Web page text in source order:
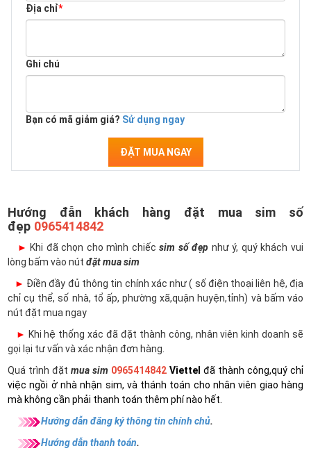
Địa chỉ*
Ghi chú
Bạn có mã giảm giá? Sử dụng ngay
ĐẶT MUA NGAY
Hướng đẫn khách hàng đặt mua sim số
đẹp 0965414842
► Khi đã chọn cho mình chiếcsim số đẹp như ý, quý khách vui
lòng bấm vào nút đặt mua sim
► Điền đầy đủ thông tin chính xác như ( số điện thoại liên hệ, địa
chỉ cụ thể, số nhà, tổ ấp, phường xã,quận huyện,tỉnh) và bấm váo
nút đặt mua ngay
► Khi hệ thống xác đã đặt thành công, nhân viên kinh doanh sẽ
gọi lại tư vấn và xác nhận đơn hàng.
Quá trình đặt mua sim 0965414842 Viettel đã thành công,quý chỉ
việc ngồi ở nhà nhận sim, và thánh toán cho nhân viên giao hàng
mà không cần phải thanh toán thêm phí nào hết.
Hướng dẫn đăng ký thông tin chính chủ.
Hướng dẫn thanh toán.